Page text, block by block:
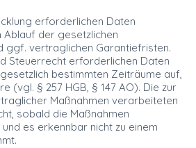
erforderlichen Daten
Ablauf der gesetzlichen
ggf. vertraglichen Garantiefristen.
Steuerrecht erforderlichen Daten
bestimmten Zeiträume auf,
(vgl. § 257 HGB, § 147 AO). Die zur
Maßnahmen verarbeiteten
sobald die Maßnahmen
es erkennbar nicht zu einem